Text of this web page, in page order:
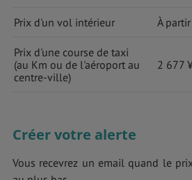
Prix d'un vol intérieur À
Prix d'une course de taxi
(au Km ou de l'aéroport au
centre-ville)
2 677
Créer votre alerte
Vous recevrez un email quand le